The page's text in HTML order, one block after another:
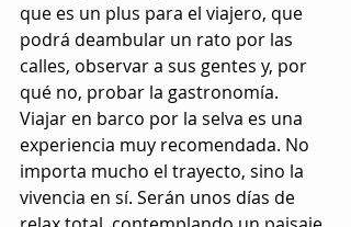
que es un plus para el viajero, que
podrá deambular un rato por las
calles, observar a sus gentes y, por
qué no, probar la gastronomía.
Viajar en barco por la selva es una
experiencia muy recomendada. No
importa mucho el trayecto, sino la
vivencia en sí. Serán unos días de